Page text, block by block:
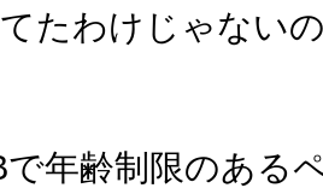
たわけじゃない
で年齢制限のある